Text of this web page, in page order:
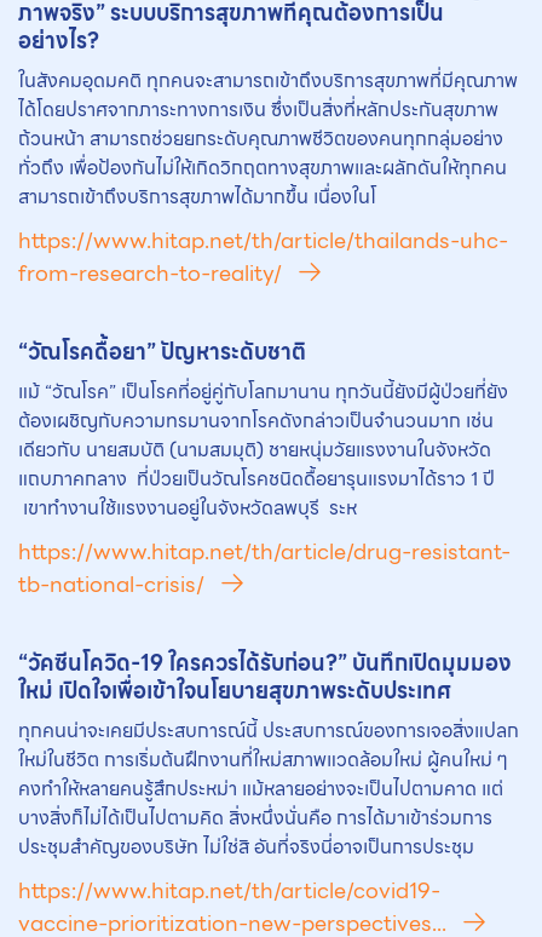
ภาพจริง” ระบบบริการสุขภาพที่คุณต้องการเป็น
อย่างไร?
ในสังคมอุดมคติ ทุกคนจะสามารถเข้าถึงบริการสุขภาพที่มีคุณภาพ
ได้โดยปราศจากภาระทางการเงิน ซึ่งเป็นสิ่งที่หลักประกันสุขภาพ
ถ้วนหน้า สามารถช่วยยกระดับคุณภาพชีวิตของคนทุกกลุ่มอย่าง
ทั่วถึง เพื่อป้องกันไม่ให้เกิดวิกฤตทางสุขภาพและผลักดันให้ทุกคน
สามารถเข้าถึงบริการสุขภาพได้มากขึ้น เนื่องในโ
https://www.hitap.net/th/article/thailands-uhc-
from-research-to-reality/
“วัณโรคดื้อยา” ปัญหาระดับชาติ
แม้ “วัณโรค” เป็นโรคที่อยู่คู่กับโลกมานาน ทุกวันนี้ยังมีผู้ป่วยที่ยัง
ต้องเผชิญกับความทรมานจากโรคดังกล่าวเป็นจำนวนมาก เช่น
เดียวกับ นายสมบัติ (นามสมมุติ) ชายหนุ่มวัยแรงงานในจังหวัด
แถบภาคกลาง ที่ป่วยเป็นวัณโรคชนิดดื้อยารุนแรงมาได้ราว 1 ปี
เขาทำงานใช้แรงงานอยู่ในจังหวัดลพบุรี ระห
https://www.hitap.net/th/article/drug-resistant-
tb-national-crisis/
“วัคซีนโควิด-19 ใครควรได้รับก่อน?” บันทึกเปิดมุมมอง
ใหม่ เปิดใจเพื่อเข้าใจนโยบายสุขภาพระดับประเทศ
ทุกคนน่าจะเคยมีประสบการณ์นี้ ประสบการณ์ของการเจอสิ่งแปลก
ใหม่ในชีวิต การเริ่มต้นฝึกงานที่ใหม่สภาพแวดล้อมใหม่ ผู้คนใหม่ ๆ
คงทำให้หลายคนรู้สึกประหม่า แม้หลายอย่างจะเป็นไปตามคาด แต่
บางสิ่งก็ไม่ได้เป็นไปตามคิด สิ่งหนึ่งนั่นคือ การได้มาเข้าร่วมการ
ประชุมสำคัญของบริษัท ไม่ใช่สิ อันที่จริงนี่อาจเป็นการประชุม
https://www.hitap.net/th/article/covid19-
vaccine-prioritization-new-perspectives...